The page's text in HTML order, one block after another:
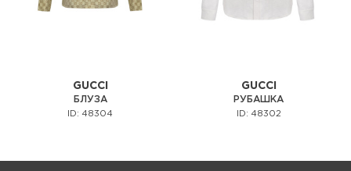
GUCCI
БЛУЗА
ID: 48304
GUCCI
РУБАШКА
ID: 48302